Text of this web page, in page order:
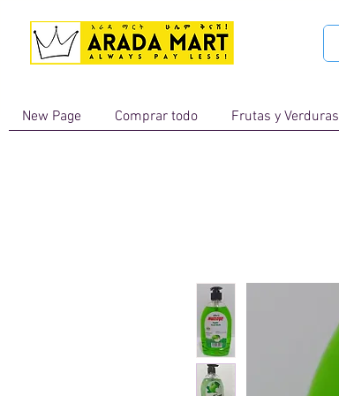
New Page Comprar todo Frutas y Verduras